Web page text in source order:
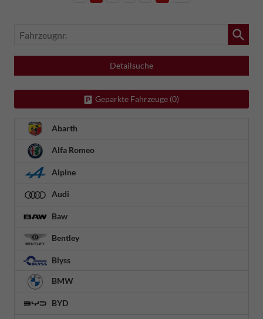
Fahrzeugnr.
Detailsuche
Geparkte Fahrzeuge (0)
Abarth
Alfa Romeo
Alpine
Audi
Baw
Bentley
Blyss
BMW
BYD